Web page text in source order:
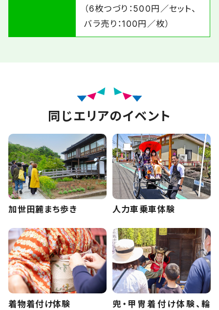
（6枚つづり：500円／セット、
バラ売り：100円／枚）
同じエリアのイベント
加世田麓まち歩き 人力車乗車体験
着物着付け体験
兜・甲冑着付け体験、輪